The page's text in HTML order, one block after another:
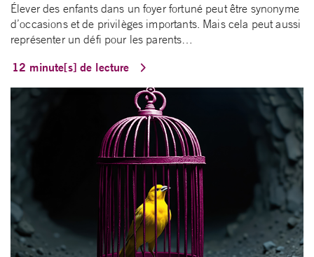
Élever des enfants dans un foyer fortuné peut être synonyme
d’occasions et de privilèges importants. Mais cela peut aussi
représenter un défi pour les parents…
12 minute[s] de lecture